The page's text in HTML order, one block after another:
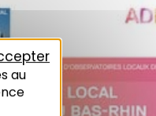
au